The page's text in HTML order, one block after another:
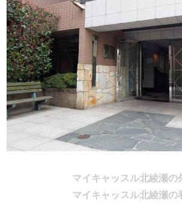
マイキャッスル北綾瀬の
マイキャッスル北綾瀬の